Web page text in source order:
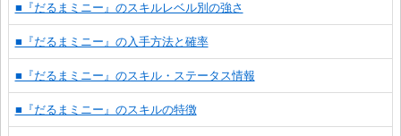
■『だるまミニー』のスキルレベル別の強さ
■『だるまミニー』の入手方法と確率
■『だるまミニー』のスキル・ステータス情報
■『だるまミニー』のスキルの特徴